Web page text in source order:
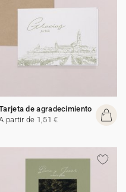
de agradecimiento
partir de 1,51 €